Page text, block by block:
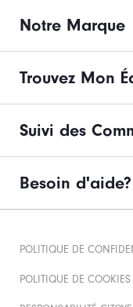
Notre Marque
Trouvez Mon
Suivi des
Besoin d'aide?
POLITIQUE DE
POLITIQUE DE COOKIES